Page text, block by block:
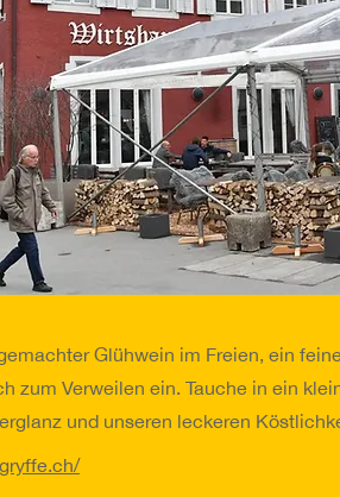
Glühwein im Freien, ein
zum Verweilen ein. Tauche in ein
und unseren leckeren